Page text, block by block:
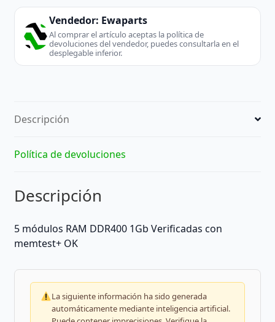
Vendedor: Ewaparts
Al comprar el artículo aceptas la política de
devoluciones del vendedor, puedes consultarla en el
desplegable inferior.
Descripción
Política de devoluciones
Descripción
5 módulos RAM DDR400 1Gb Verificadas con
memtest+ OK
La siguiente información ha sido generada
automáticamente mediante inteligencia artificial.